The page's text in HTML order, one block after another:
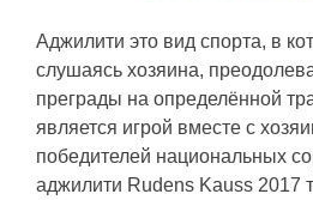
Аджилити это вид спорта, в
слушаясь хозяина,
преграды на определённой
является игрой вместе с
победителей национальных
аджилити Rudens Kauss 2017